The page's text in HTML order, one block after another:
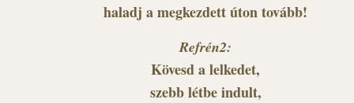
haladj a megkezdett úton tovább!
Refrén2:
Kövesd a lelkedet,
szebb létbe indult,